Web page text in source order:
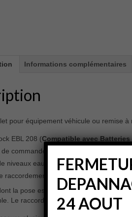
Informations complémentaires
pour équipement véhicule ou remise
EBL 208 (Compatible avec
commande LT 453
niveaux eau propre et eau grise
raccordement
la pose est accessible aux
Le raccordement à l’aide des cosses
24 AOUT